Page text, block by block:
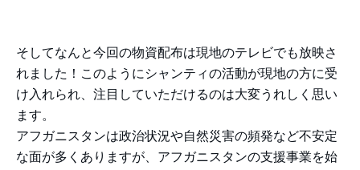
そしてなんと今回の物資配布は現地のテレビでも放映さ
れました！このようにシャンティの活動が現地の方に受
け入れられ、注目していただけるのは大変うれしく思い
ます。
アフガニスタンは政治状況や自然災害の頻発など不安定
な面が多くありますが、アフガニスタンの支援事業を始